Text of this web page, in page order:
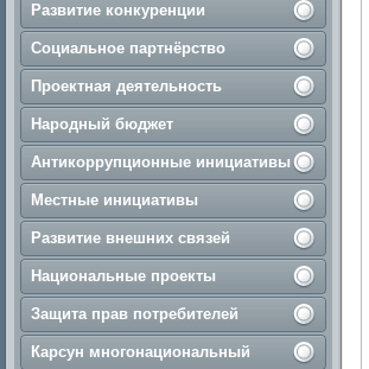
Развитие конкуренции
Социальное партнёрство
Проектная деятельность
Народный бюджет
Антикоррупционные инициативы
Местные инициативы
Развитие внешних связей
Национальные проекты
Защита прав потребителей
Карсун многонациональный